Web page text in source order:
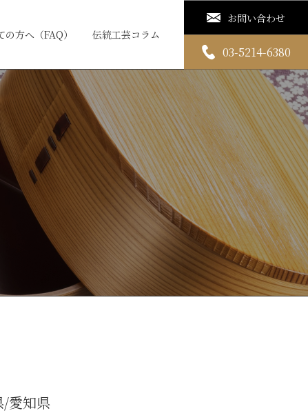
の方へ（FAQ） 伝統工芸コラム
お問い合わせ
03-5214-6380
愛知県